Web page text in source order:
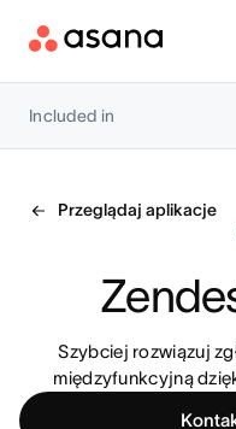
Included in
Przeglądaj aplikacje
Szybciej rozwiązuj
międzyfunkcyjną